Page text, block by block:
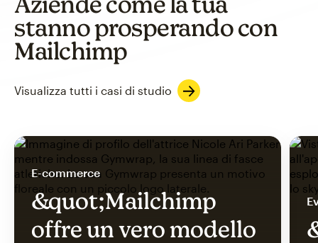
stanno prosperando con
Mailchimp
Visualizza tutti i casi di studio
E-commerce
&quot;Mailchimp
offre un vero modello